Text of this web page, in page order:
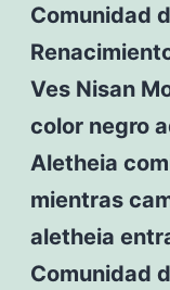
Comunidad
Ves Nisan
color negro
Aletheia
mientras
aletheia
Comunidad